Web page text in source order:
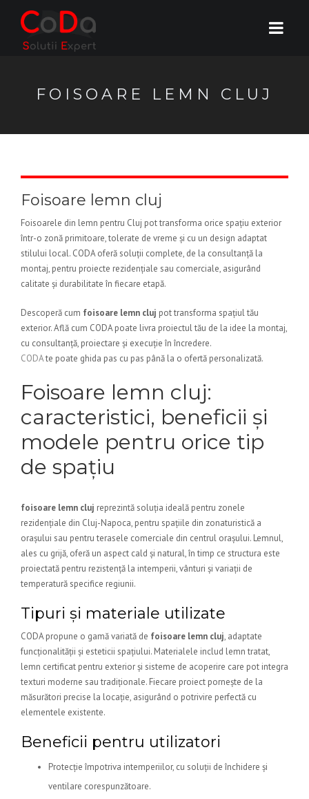
FOISOARE LEMN CLUJ
Foisoare lemn cluj
Foisoarele din lemn pentru Cluj pot transforma orice spațiu exterior
într-o zonă primitoare, tolerate de vreme și cu un design adaptat
stilului local. CODA oferă soluții complete, de la consultanță la
montaj, pentru proiecte rezidențiale sau comerciale, asigurând
calitate și durabilitate în fiecare etapă.
Descoperă cum foisoare lemn cluj pot transforma spațiul tău
exterior. Află cum CODA poate livra proiectul tău de la idee la montaj,
cu consultanță, proiectare și execuție în încredere.
CODAte poate ghida pas cu pas până la o ofertă personalizată.
Foisoare lemn cluj:
caracteristici, beneficii și
modele pentru orice tip
de spațiu
foisoare lemn cluj reprezintă soluția ideală pentru zonele
rezidențiale din Cluj-Napoca, pentru spațiile din zonaturistică a
orașului sau pentru terasele comerciale din centrul orașului. Lemnul,
ales cu grijă, oferă un aspect cald și natural, în timp ce structura este
proiectată pentru rezistență la intemperii, vânturi și variații de
temperatură specifice regiunii.
Tipuri și materiale utilizate
CODA propune o gamă variată de foisoare lemn cluj, adaptate
funcționalității și esteticii spațiului. Materialele includ lemn tratat,
lemn certificat pentru exterior și sisteme de acoperire care pot integra
texturi moderne sau tradiționale. Fiecare proiect pornește de la
măsurători precise la locație, asigurând o potrivire perfectă cu
elementele existente.
Beneficii pentru utilizatori
Protecție împotriva intemperiilor, cu soluții de închidere și
ventilare corespunzătoare.